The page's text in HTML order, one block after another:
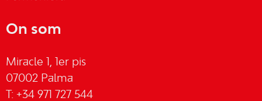
On som
Miracle 1, 1er pis
07002 Palma
T: +34 971 727 544